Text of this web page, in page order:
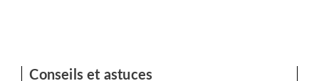
Conseils et astuces